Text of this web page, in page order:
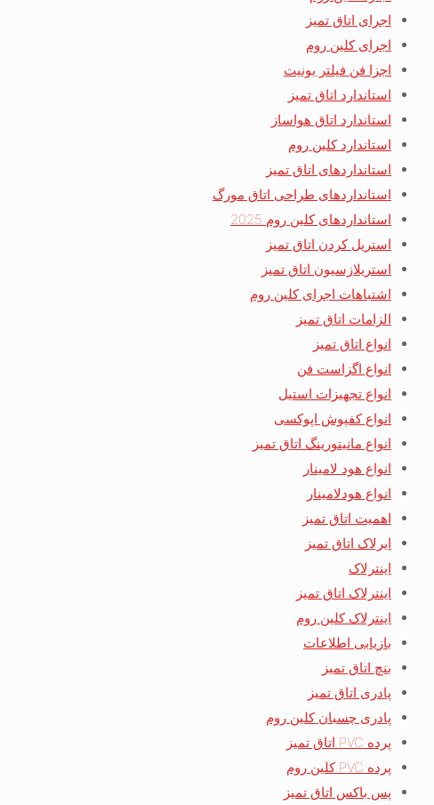
اجرای اتاق تمیز
اجرای کلین روم
اجزا فن فیلتر یونیت
استاندارد اتاق تمیز
استاندارد اتاق هواساز
استاندارد کلین روم
استانداردهای اتاق تمیز
استانداردهای طراحی اتاق مورگ
استانداردهای کلین روم 2025
استریل کردن اتاق تمیز
استریلازسیون اتاق تمیز
اشتباهات اجرای کلین روم
الزامات اتاق تمیز
انواع اتاق تمیز
انواع اگزاست فن
انواع تجهیزات استیل
انواع کفپوش اپوکسی
انواع مانیتورینگ اتاق تمیز
انواع هود لامینار
انواع هودلامینار
اهمیت اتاق تمیز
ایرلاک اتاق تمیز
اینترلاک
اینترلاک اتاق تمیز
اینترلاک کلین روم
بازیابی اطلاعات
بنچ اتاق تمیز
پادری اتاق تمیز
پادری چسبان کلین روم
پرده PVC اتاق تمیز
پرده PVC کلین روم
پس باکس اتاق تمیز